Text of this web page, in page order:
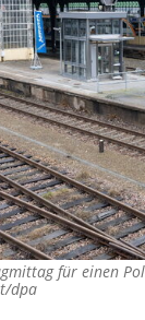
für einen
dpa